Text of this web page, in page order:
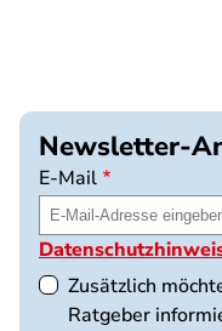
Newsletter-
E-Mail
Zusätzlich
Ratgeber